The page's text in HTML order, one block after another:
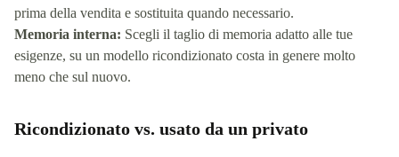
prima della vendita e sostituita quando necessario.
Memoria interna: Scegli il taglio di memoria adatto alle tue
esigenze, su un modello ricondizionato costa in genere molto
meno che sul nuovo.
Ricondizionato vs. usato da un privato